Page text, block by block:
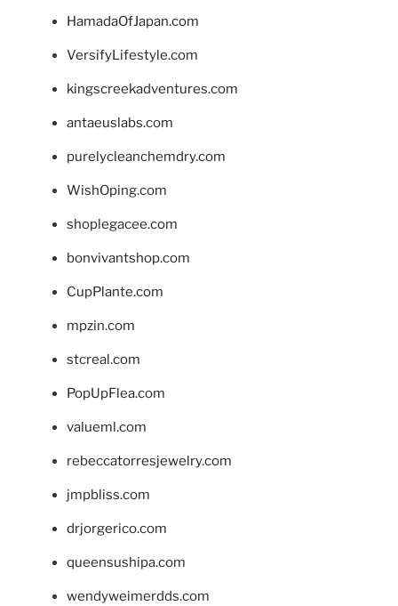
HamadaOfJapan.com
VersifyLifestyle.com
kingscreekadventures.com
antaeuslabs.com
purelycleanchemdry.com
WishOping.com
shoplegacee.com
bonvivantshop.com
CupPlante.com
mpzin.com
stcreal.com
PopUpFlea.com
valueml.com
rebeccatorresjewelry.com
jmpbliss.com
drjorgerico.com
queensushipa.com
wendyweimerdds.com